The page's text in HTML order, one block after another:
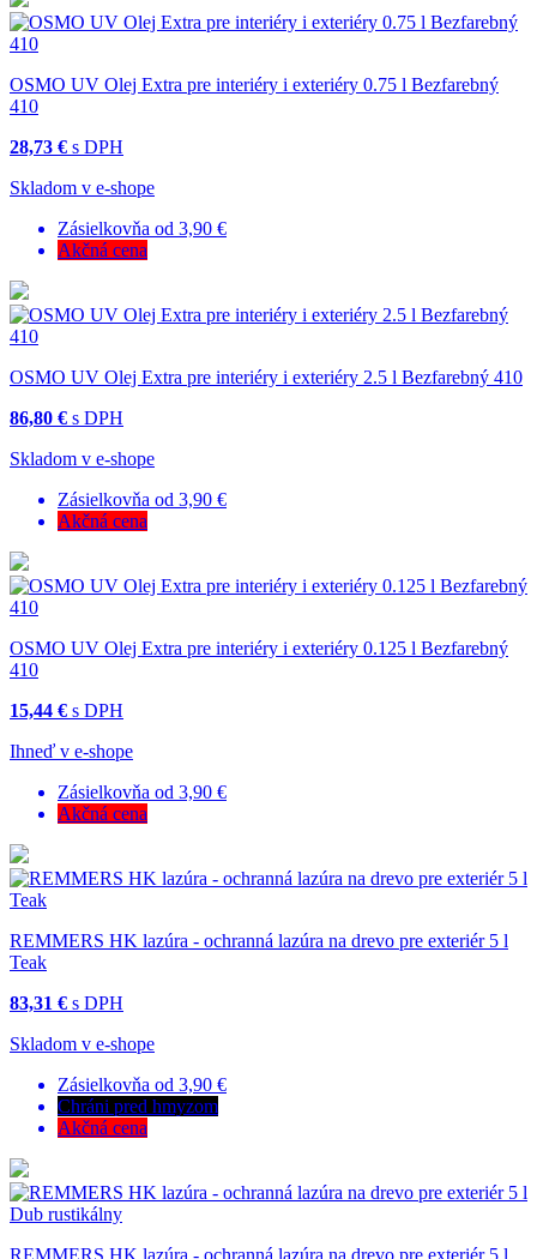
OSMO UV Olej Extra pre interiéry i exteriéry 0.75 l Bezfarebný
410
28,73 € s DPH
Skladom v e-shope
Zásielkovňa od 3,90 €
Akčná cena
OSMO UV Olej Extra pre interiéry i exteriéry 2.5 l Bezfarebný 410
86,80 € s DPH
Skladom v e-shope
Zásielkovňa od 3,90 €
Akčná cena
OSMO UV Olej Extra pre interiéry i exteriéry 0.125 l Bezfarebný
410
15,44 € s DPH
Ihneď v e-shope
Zásielkovňa od 3,90 €
Akčná cena
REMMERS HK lazúra - ochranná lazúra na drevo pre exteriér 5 l
Teak
83,31 € s DPH
Skladom v e-shope
Zásielkovňa od 3,90 €
Chráni pred hmyzom
Akčná cena
REMMERS HK lazúra - ochranná lazúra na drevo pre exteriér 5 l